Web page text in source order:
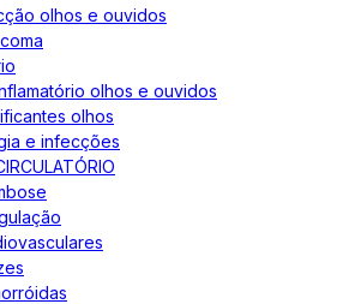
olhos e ouvidos
olhos e ouvidos
olhos
e infecções